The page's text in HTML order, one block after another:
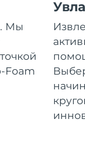
Мы
Foam
8/10/26
дата доставки
8/10/26
дата доставки
дата доставки
8/12/26